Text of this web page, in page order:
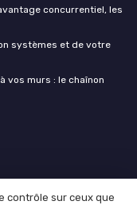
concurrentiel, les
systèmes et de votre
vos murs : le chaînon
contrôle sur ceux que